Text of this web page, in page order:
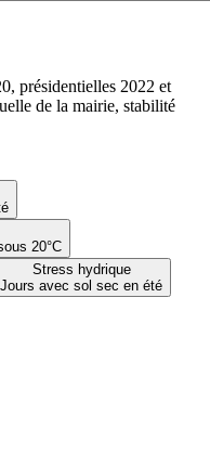
20°C
Stress hydrique
Jours avec sol sec en été
présidentielles 2022 et
de la mairie, stabilité